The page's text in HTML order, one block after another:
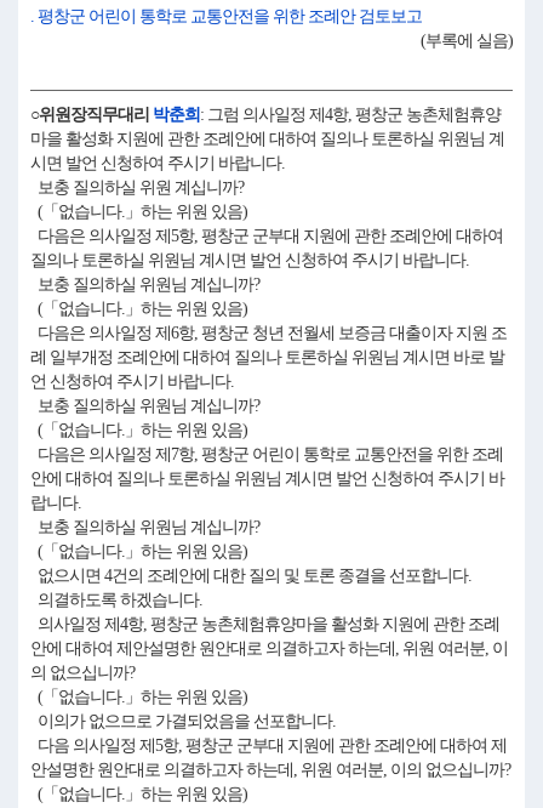
. 평창군 어린이 통학로 교통안전을 위한 조례안 검토보고
(부록에 실음)
○위원장직무대리 박춘희 : 그럼 의사일정 제4항, 평창군 농촌체험휴양
마을 활성화 지원에 관한 조례안에 대하여 질의나 토론하실 위원님 계
시면 발언 신청하여 주시기 바랍니다.
보충 질의하실 위원 계십니까?
(「없습니다.」하는 위원 있음)
다음은 의사일정 제5항, 평창군 군부대 지원에 관한 조례안에 대하여
질의나 토론하실 위원님 계시면 발언 신청하여 주시기 바랍니다.
보충 질의하실 위원님 계십니까?
(「없습니다.」하는 위원 있음)
다음은 의사일정 제6항, 평창군 청년 전월세 보증금 대출이자 지원 조
례 일부개정 조례안에 대하여 질의나 토론하실 위원님 계시면 바로 발
언 신청하여 주시기 바랍니다.
보충 질의하실 위원님 계십니까?
(「없습니다.」하는 위원 있음)
다음은 의사일정 제7항, 평창군 어린이 통학로 교통안전을 위한 조례
안에 대하여 질의나 토론하실 위원님 계시면 발언 신청하여 주시기 바
랍니다.
보충 질의하실 위원님 계십니까?
(「없습니다.」하는 위원 있음)
없으시면 4건의 조례안에 대한 질의 및 토론 종결을 선포합니다.
의결하도록 하겠습니다.
의사일정 제4항, 평창군 농촌체험휴양마을 활성화 지원에 관한 조례
안에 대하여 제안설명한 원안대로 의결하고자 하는데, 위원 여러분, 이
의 없으십니까?
(「없습니다.」하는 위원 있음)
이의가 없으므로 가결되었음을 선포합니다.
다음 의사일정 제5항, 평창군 군부대 지원에 관한 조례안에 대하여 제
안설명한 원안대로 의결하고자 하는데, 위원 여러분, 이의 없으십니까?
(「없습니다.」하는 위원 있음)